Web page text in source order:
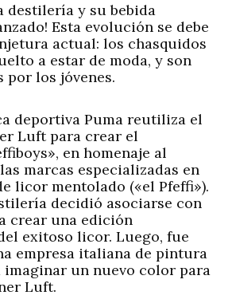
destilería y su bebida
Esta evolución se debe
actual: los chasquidos
a estar de moda, y son
por los jóvenes.
deportiva Puma reutiliza el
Luft para crear el
en homenaje al
marcas especializadas en
licor mentolado («el Pfeffi»).
decidió asociarse con
crear una edición
exitoso licor. Luego, fue
empresa italiana de pintura
imaginar un nuevo color para
Luft.